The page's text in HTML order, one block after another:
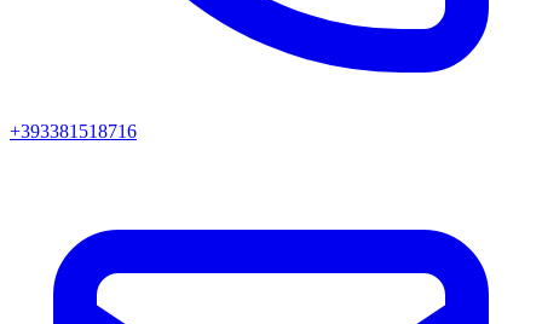
+393381518716